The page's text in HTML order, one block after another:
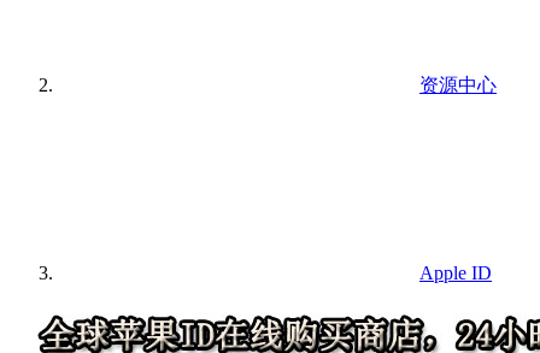
资源中心
Apple ID